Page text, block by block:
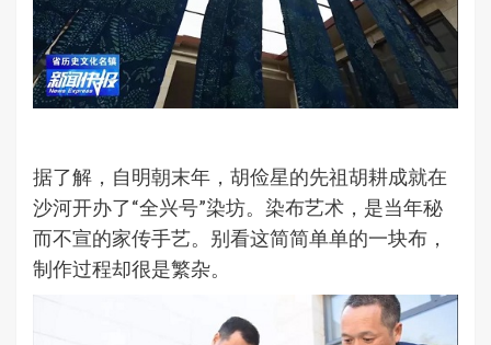
据了解，自明朝末年，胡俭星的先祖胡耕成就在
沙河开办了“全兴号”染坊。染布艺术，是当年秘
而不宣的家传手艺。别看这简简单单的一块布，
制作过程却很是繁杂。